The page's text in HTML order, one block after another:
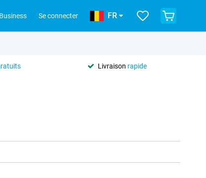
Business Se connecter FR
Livraison rapide